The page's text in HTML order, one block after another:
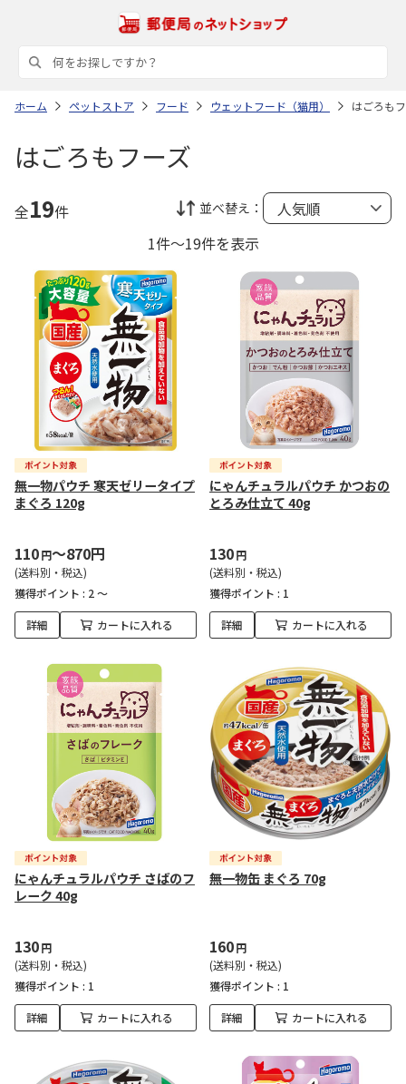
ホーム ペットストア フード ウェットフード（猫用） はごろも
はごろもフーズ
全19件 並べ替え：
1件～19件を表示
無一物パウチ 寒天ゼリータイプ
まぐろ 120g
110円～870円
(送料別・税込)
獲得ポイント : 2 ～
詳細 カートに入れる
にゃんチュラルパウチ かつおの
とろみ仕立て 40g
130円
(送料別・税込)
獲得ポイント : 1
詳細 カートに入れる
にゃんチュラルパウチ さばのフ
レーク 40g
130円
(送料別・税込)
獲得ポイント : 1
詳細 カートに入れる
無一物缶 まぐろ 70g
160円
(送料別・税込)
獲得ポイント : 1
詳細 カートに入れる